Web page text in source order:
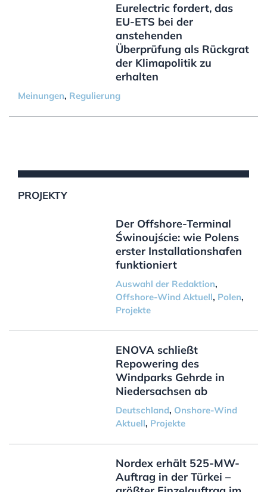
Eurelectric fordert, das
EU-ETS bei der
anstehenden
Überprüfung als Rückgrat
der Klimapolitik zu
erhalten
Meinungen, Regulierung
PROJEKTY
Der Offshore-Terminal
Świnoujście: wie Polens
erster Installationshafen
funktioniert
Auswahl der Redaktion,
Offshore-Wind Aktuell, Polen,
Projekte
ENOVA schließt
Repowering des
Windparks Gehrde in
Niedersachsen ab
Deutschland, Onshore-Wind
Aktuell, Projekte
Nordex erhält 525-MW-
Auftrag in der Türkei –